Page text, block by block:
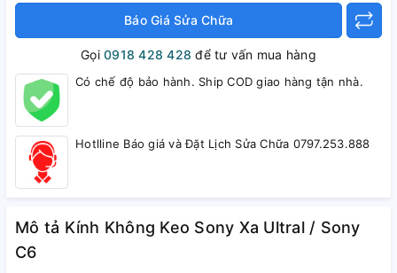
Báo Giá Sửa Chữa
Gọi0918 428 428 để tư vấn mua hàng
Có chế độ bảo hành. Ship COD giao hàng tận nhà.
Hotlline Báo giá và Đặt Lịch Sửa Chữa 0797.253.888
Mô tả Kính Không Keo Sony Xa Ultral / Sony
C6